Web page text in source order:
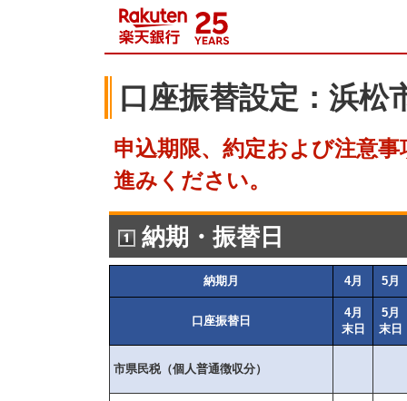
口座振替設定：浜松
申込期限、約定および注意
進みください。
納期・振替日
納期月 4月 5月
口座振替日
4月
末日
5月
末日
市県民税（個人普通徴収分）